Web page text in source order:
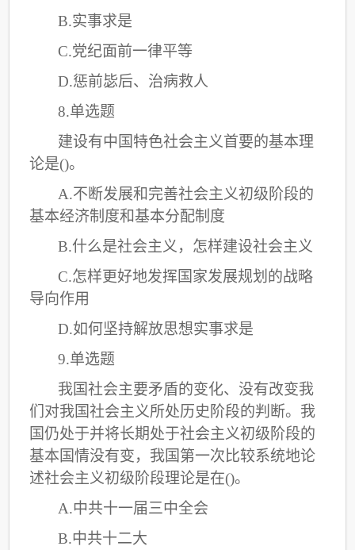
B.实事求是
C.党纪面前一律平等
D.惩前毖后、治病救人
8.单选题
建设有中国特色社会主义首要的基本理
论是()。
A.不断发展和完善社会主义初级阶段的
基本经济制度和基本分配制度
B.什么是社会主义，怎样建设社会主义
C.怎样更好地发挥国家发展规划的战略
导向作用
D.如何坚持解放思想实事求是
9.单选题
我国社会主要矛盾的变化、没有改变我
们对我国社会主义所处历史阶段的判断。我
国仍处于并将长期处于社会主义初级阶段的
基本国情没有变，我国第一次比较系统地论
述社会主义初级阶段理论是在()。
A.中共十一届三中全会
B.中共十二大